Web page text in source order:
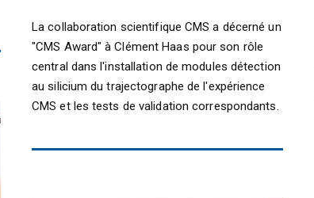
La collaboration scientifique CMS a décerné un
"CMS Award" à Clément Haas pour son rôle
central dans l'installation de modules détection
au silicium du trajectographe de l'expérience
CMS et les tests de validation correspondants.